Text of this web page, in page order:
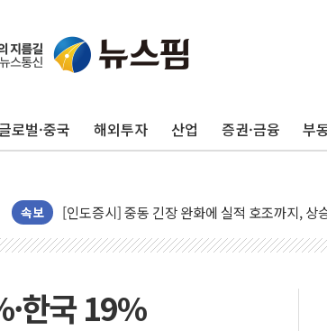
로벌·중국 해외투자 산업 증권·금융 부
속보
뉴욕증시 개장 전 특징주...모더나·아이온큐·
뉴욕증시 프리뷰, 미 주가선물 AI주 차익실현
청와대, 북한 단거리 탄도미사일 발사에 긴급 안
[인도증시] 중동 긴장 완화에 실적 호조까지, 상
러, 1인칭시점 드론으로 우크라 민간인 '사파
'월가의 황제' 다이먼 "금융시장 레버리지 위험
양주 섬유염색공장서 화재 1명 중상…대응 1단계
한국 19%